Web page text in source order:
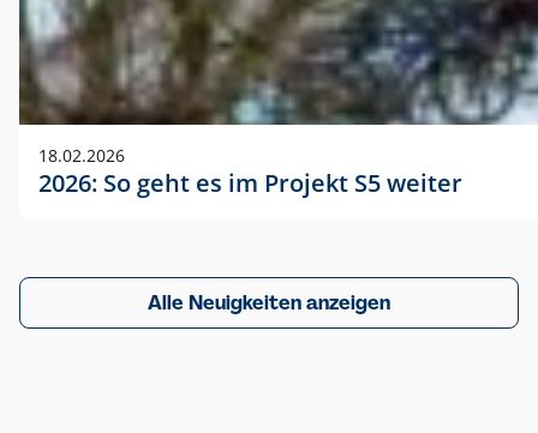
18.02.2026
2026: So geht es im Projekt S5 weiter
Alle Neuigkeiten anzeigen